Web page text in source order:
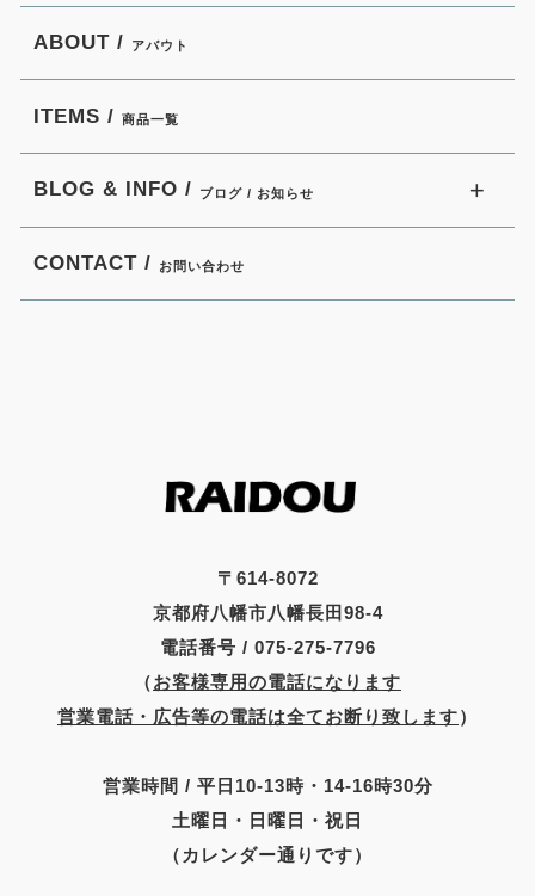
〒614-8072
京都府八幡市八幡長田98-4
電話番号 / 075-275-7796
（お客様専用の電話になります
営業電話・広告等の電話は全てお断り致します）
営業時間 / 平日10-13時・14-16時30分
土曜日・日曜日・祝日
（カレンダー通りです）
ABOUT / アバウト
ITEMS / 商品一覧
BLOG & INFO / ブログ / お知らせ
CONTACT / お問い合わせ